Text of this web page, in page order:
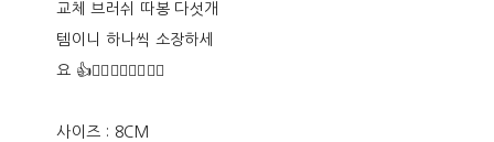
교체 브러쉬 따봉 다섯개
템이니 하나씩 소장하세
요 👍👍🏻👍🏼👍🏽👍🏾
사이즈 : 8CM